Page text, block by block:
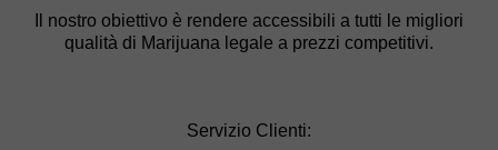
Il nostro obiettivo è rendere accessibili a tutti le migliori
qualità di Marijuana legale a prezzi competitivi.
Servizio Clienti: